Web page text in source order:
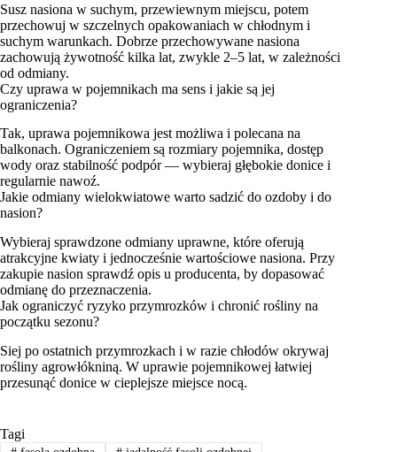
Susz nasiona w suchym, przewiewnym miejscu, potem
przechowuj w szczelnych opakowaniach w chłodnym i
suchym warunkach. Dobrze przechowywane nasiona
zachowują żywotność kilka lat, zwykle 2–5 lat, w zależności
od odmiany.
Czy uprawa w pojemnikach ma sens i jakie są jej
ograniczenia?
Tak, uprawa pojemnikowa jest możliwa i polecana na
balkonach. Ograniczeniem są rozmiary pojemnika, dostęp
wody oraz stabilność podpór — wybieraj głębokie donice i
regularnie nawoź.
Jakie odmiany wielokwiatowe warto sadzić do ozdoby i do
nasion?
Wybieraj sprawdzone odmiany uprawne, które oferują
atrakcyjne kwiaty i jednocześnie wartościowe nasiona. Przy
zakupie nasion sprawdź opis u producenta, by dopasować
odmianę do przeznaczenia.
Jak ograniczyć ryzyko przymrozków i chronić rośliny na
początku sezonu?
Siej po ostatnich przymrozkach i w razie chłodów okrywaj
rośliny agrowłókniną. W uprawie pojemnikowej łatwiej
przesunąć donice w cieplejsze miejsce nocą.
Tagi